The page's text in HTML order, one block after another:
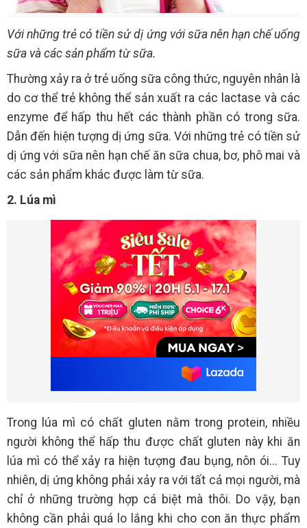
Với những trẻ có tiền sử dị ứng với sữa nên hạn chế uống
sữa và các sản phẩm từ sữa.
Thường xảy ra ở trẻ uống sữa công thức, nguyên nhân là
do cơ thể trẻ không thể sản xuất ra các lactase và các
enzyme để hấp thu hết các thành phần có trong sữa.
Dẫn đến hiện tượng dị ứng sữa. Với những trẻ có tiền sử
dị ứng với sữa nên hạn chế ăn sữa chua, bơ, phô mai và
các sản phẩm khác được làm từ sữa.
2. Lúa mì
Trong lúa mì có chất gluten nằm trong protein, nhiều
người không thể hấp thu được chất gluten này khi ăn
lúa mì có thể xảy ra hiện tượng đau bụng, nôn ói... Tuy
nhiên, dị ứng không phải xảy ra với tất cả mọi người, mà
chỉ ở những trường hợp cá biệt mà thôi. Do vậy, bạn
không cần phải quá lo lắng khi cho con ăn thực phẩm